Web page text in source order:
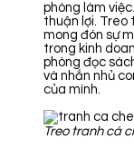
phòng làm
thuận lợi. Treo
mong đón sự
trong kinh
phòng đọc
và nhắn nhủ
của mình.
Treo tranh cá